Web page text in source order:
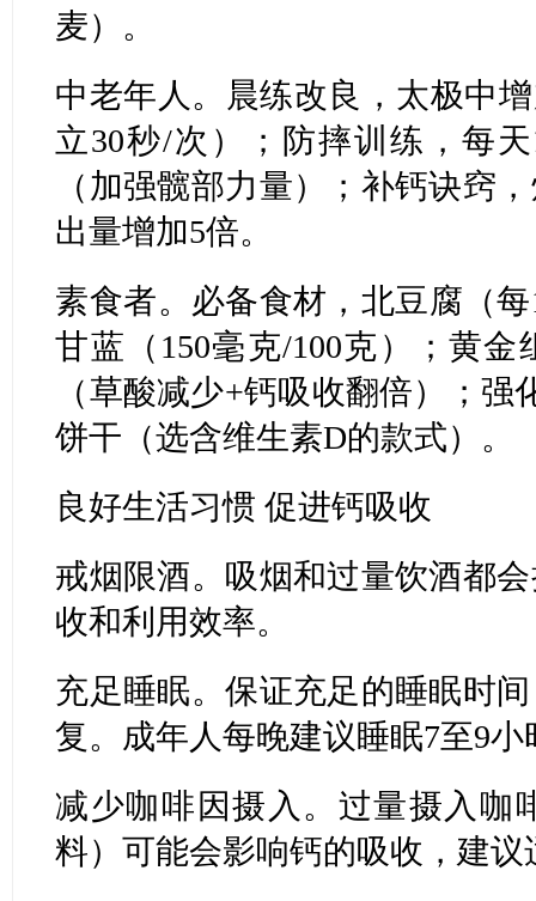
麦）。
中老年人。晨练改良，太极中
立30秒/次）；防摔训练，每
（加强髋部力量）；补钙诀窍
出量增加5倍。
素食者。必备食材，北豆腐（
甘蓝（150毫克/100克）；黄
（草酸减少+钙吸收翻倍）；
饼干（选含维生素D的款式）。
良好生活习惯 促进钙吸收
戒烟限酒。吸烟和过量饮酒都
收和利用效率。
充足睡眠。保证充足的睡眠时
复。成年人每晚建议睡眠7至9小
减少咖啡因摄入。过量摄入咖
料）可能会影响钙的吸收，建议